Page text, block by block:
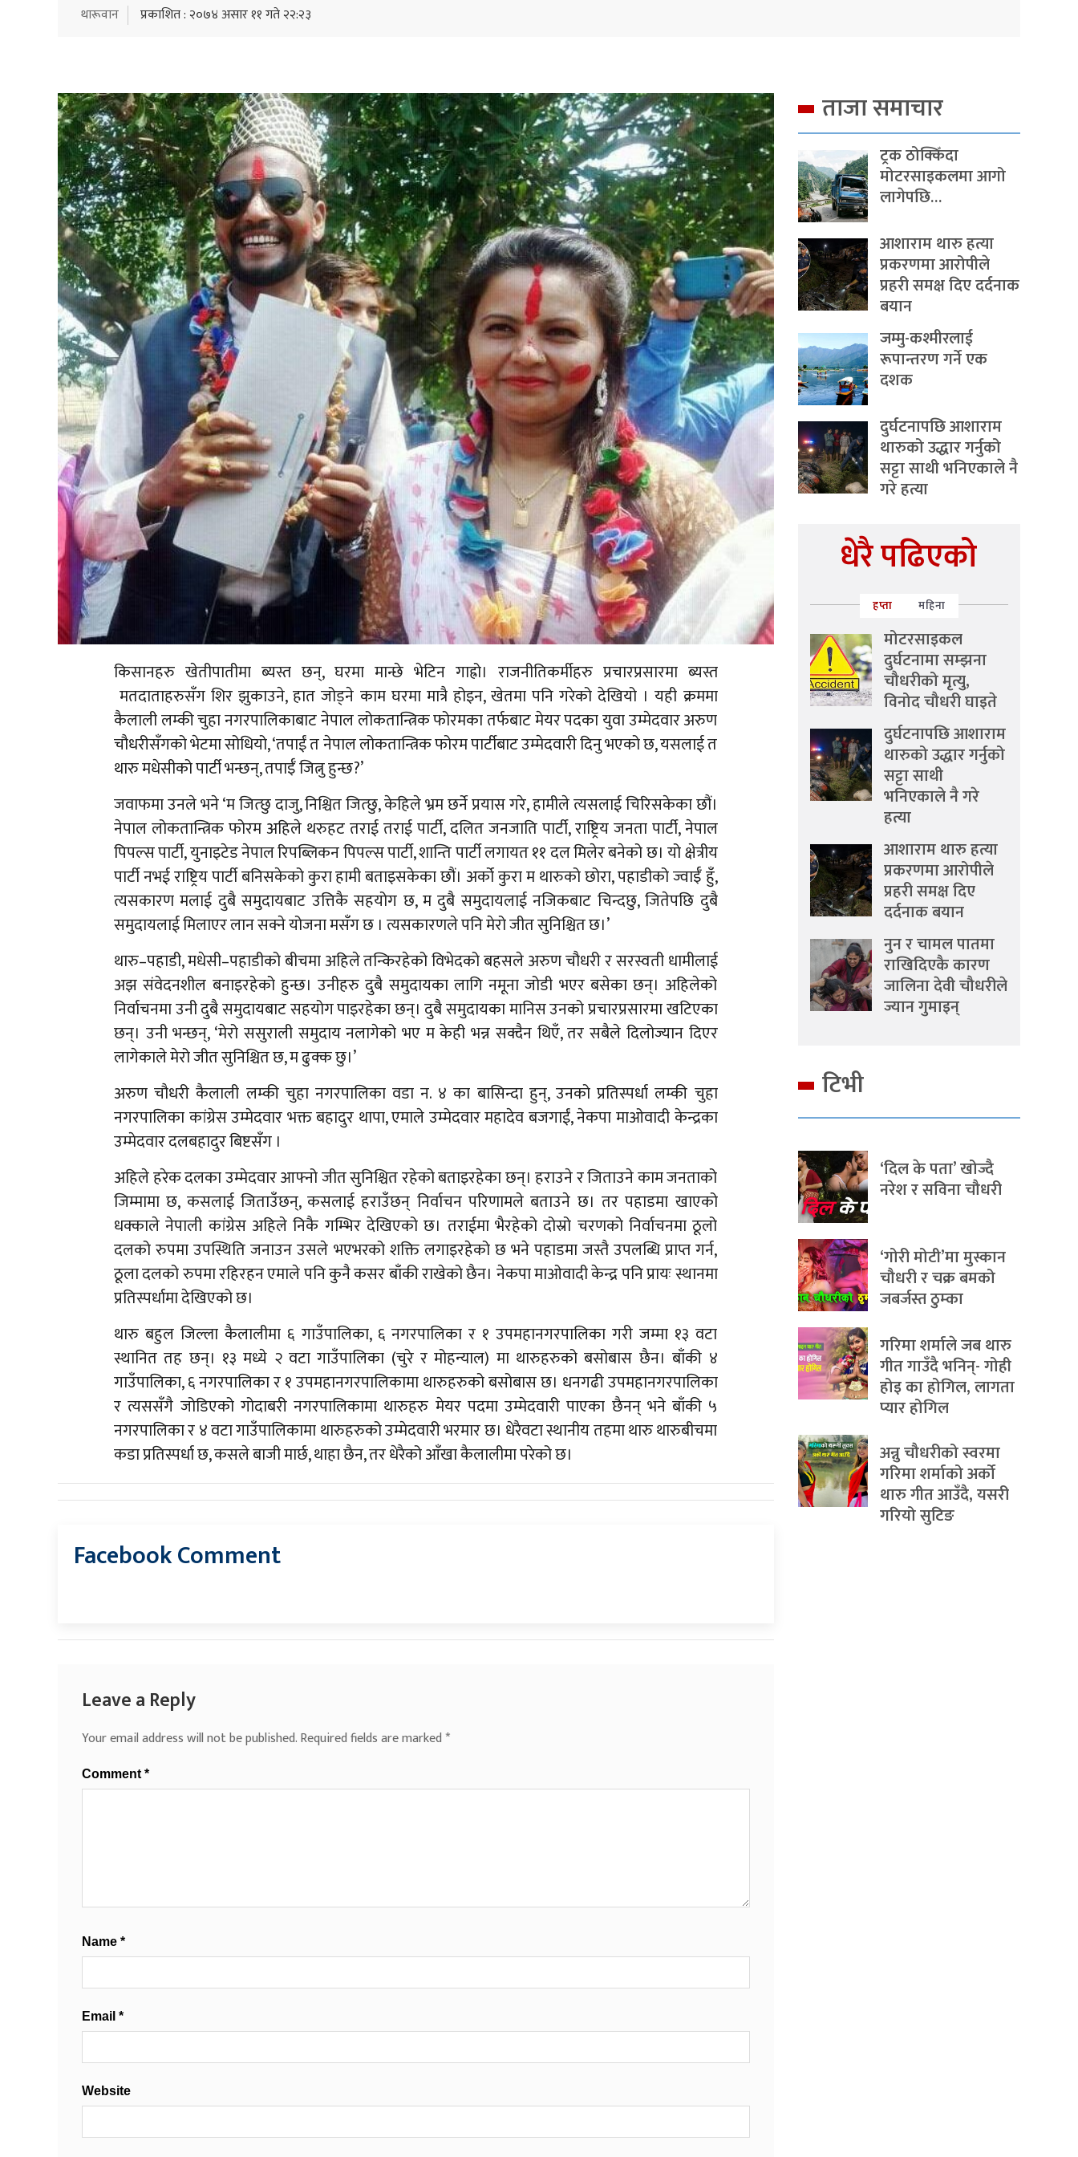
थारूवान प्रकाशित : २०७४ असार ११ गते २२:२३
किसानहरु खेतीपातीमा ब्यस्त छन्, घरमा मान्छे भेटिन गाह्रो। राजनीतिकर्मीहरु प्रचारप्रसारमा ब्यस्त
मतदाताहरुसँग शिर झुकाउने, हात जोड्ने काम घरमा मात्रै होइन, खेतमा पनि गरेको देखियो । यही क्रममा
कैलाली लम्की चुहा नगरपालिकाबाट नेपाल लोकतान्त्रिक फोरमका तर्फबाट मेयर पदका युवा उम्मेदवार अरुण
चौधरीसँगको भेटमा सोधियो, ‘तपाईं त नेपाल लोकतान्त्रिक फोरम पार्टीबाट उम्मेदवारी दिनु भएको छ, यसलाई त
थारु मधेसीको पार्टी भन्छन्, तपाईँ जित्नु हुन्छ?’
जवाफमा उनले भने ‘म जित्छु दाजु, निश्चित जित्छु, केहिले भ्रम छर्ने प्रयास गरे, हामीले त्यसलाई चिरिसकेका छौं।
नेपाल लोकतान्त्रिक फोरम अहिले थरुहट तराई तराई पार्टी, दलित जनजाति पार्टी, राष्ट्रिय जनता पार्टी, नेपाल
पिपल्स पार्टी, युनाइटेड नेपाल रिपब्लिकन पिपल्स पार्टी, शान्ति पार्टी लगायत ११ दल मिलेर बनेको छ। यो क्षेत्रीय
पार्टी नभई राष्ट्रिय पार्टी बनिसकेको कुरा हामी बताइसकेका छौं। अर्को कुरा म थारुको छोरा, पहाडीको ज्वाईँ हुँ,
त्यसकारण मलाई दुबै समुदायबाट उत्तिकै सहयोग छ, म दुबै समुदायलाई नजिकबाट चिन्दछु, जितेपछि दुबै
समुदायलाई मिलाएर लान सक्ने योजना मसँग छ । त्यसकारणले पनि मेरो जीत सुनिश्चित छ।’
थारु–पहाडी, मधेसी–पहाडीको बीचमा अहिले तन्किरहेको विभेदको बहसले अरुण चौधरी र सरस्वती धामीलाई
अझ संवेदनशील बनाइरहेको हुन्छ। उनीहरु दुबै समुदायका लागि नमूना जोडी भएर बसेका छन्। अहिलेको
निर्वाचनमा उनी दुबै समुदायबाट सहयोग पाइरहेका छन्। दुबै समुदायका मानिस उनको प्रचारप्रसारमा खटिएका
छन्। उनी भन्छन्, ‘मेरो ससुराली समुदाय नलागेको भए म केही भन्न सक्दैन थिएँ, तर सबैले दिलोज्यान दिएर
लागेकाले मेरो जीत सुनिश्चित छ, म ढुक्क छु।’
अरुण चौधरी कैलाली लम्की चुहा नगरपालिका वडा न. ४ का बासिन्दा हुन्, उनको प्रतिस्पर्धा लम्की चुहा
नगरपालिका कांग्रेस उम्मेदवार भक्त बहादुर थापा, एमाले उम्मेदवार महादेव बजगाईं, नेकपा माओवादी केन्द्रका
उम्मेदवार दलबहादुर बिष्टसँग ।
अहिले हरेक दलका उम्मेदवार आफ्नो जीत सुनिश्चित रहेको बताइरहेका छन्। हराउने र जिताउने काम जनताको
जिम्मामा छ, कसलाई जिताउँछन्, कसलाई हराउँछन् निर्वाचन परिणामले बताउने छ। तर पहाडमा खाएको
धक्काले नेपाली कांग्रेस अहिले निकै गम्भिर देखिएको छ। तराईमा भैरहेको दोस्रो चरणको निर्वाचनमा ठूलो
दलको रुपमा उपस्थिति जनाउन उसले भएभरको शक्ति लगाइरहेको छ भने पहाडमा जस्तै उपलब्धि प्राप्त गर्न,
ठूला दलको रुपमा रहिरहन एमाले पनि कुनै कसर बाँकी राखेको छैन। नेकपा माओवादी केन्द्र पनि प्रायः स्थानमा
प्रतिस्पर्धामा देखिएको छ।
थारु बहुल जिल्ला कैलालीमा ६ गाउँपालिका, ६ नगरपालिका र १ उपमहानगरपालिका गरी जम्मा १३ वटा
स्थानित तह छन्। १३ मध्ये २ वटा गाउँपालिका (चुरे र मोहन्याल) मा थारुहरुको बसोबास छैन। बाँकी ४
गाउँपालिका, ६ नगरपालिका र १ उपमहानगरपालिकामा थारुहरुको बसोबास छ। धनगढी उपमहानगरपालिका
र त्यससँगै जोडिएको गोदाबरी नगरपालिकामा थारुहरु मेयर पदमा उम्मेदवारी पाएका छैनन् भने बाँकी ५
नगरपालिका र ४ वटा गाउँपालिकामा थारुहरुको उम्मेदवारी भरमार छ। धेरैवटा स्थानीय तहमा थारु थारुबीचमा
कडा प्रतिस्पर्धा छ, कसले बाजी मार्छ, थाहा छैन, तर धेरैको आँखा कैलालीमा परेको छ।
Facebook Comment
Leave a Reply
Your email address will not be published.Required fields are marked*
Comment *
Name *
Email *
Website
ताजा समाचार
ट्रक ठोक्किँदा
मोटरसाइकलमा आगो
लागेपछि…
आशाराम थारु हत्या
प्रकरणमा आरोपीले
प्रहरी समक्ष दिए दर्दनाक
बयान
जम्मु-कश्मीरलाई
रूपान्तरण गर्ने एक
दशक
दुर्घटनापछि आशाराम
थारुको उद्धार गर्नुको
सट्टा साथी भनिएकाले नै
गरे हत्या
धेरै पढिएको
हप्ता महिना
मोटरसाइकल
दुर्घटनामा सम्झना
चौधरीको मृत्यु,
विनोद चौधरी घाइते
दुर्घटनापछि आशाराम
थारुको उद्धार गर्नुको
सट्टा साथी
भनिएकाले नै गरे
हत्या
आशाराम थारु हत्या
प्रकरणमा आरोपीले
प्रहरी समक्ष दिए
दर्दनाक बयान
नुन र चामल पातमा
राखिदिएकै कारण
जालिना देवी चौधरीले
ज्यान गुमाइन्
टिभी
‘दिल के पता’ खोज्दै
नरेश र सविना चौधरी
‘गोरी मोटी’मा मुस्कान
चौधरी र चक्र बमको
जबर्जस्त ठुम्का
गरिमा शर्माले जब थारु
गीत गाउँदै भनिन्- गोही
होइ का होगिल, लागता
प्यार होगिल
अन्नु चौधरीको स्वरमा
गरिमा शर्माको अर्को
थारु गीत आउँदै, यसरी
गरियो सुटिङ